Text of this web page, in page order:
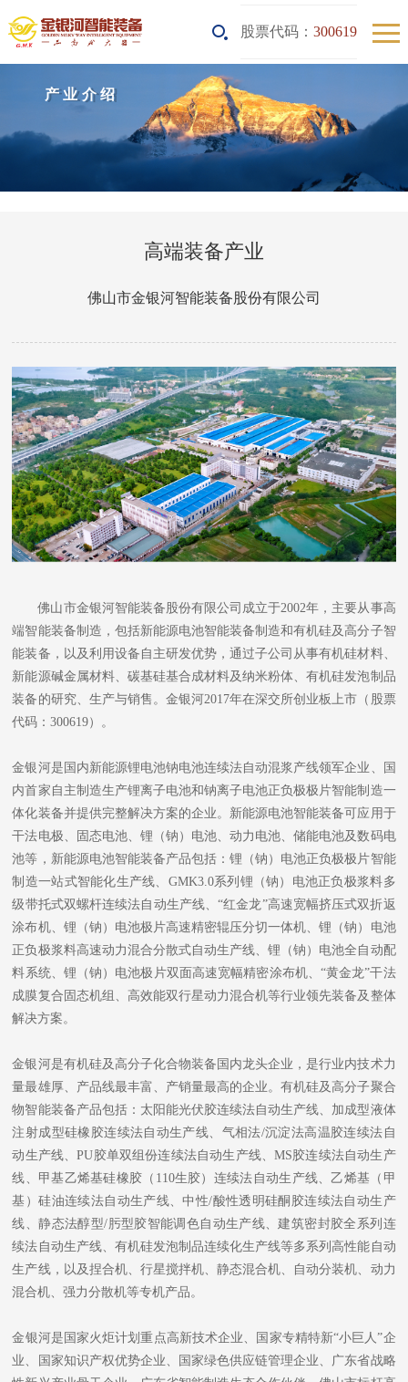
股票代码：300619
产业介绍
高端装备产业
佛山市金银河智能装备股份有限公司
佛山市金银河智能装备股份有限公司成立于2002年，主要从事高
端智能装备制造，包括新能源电池智能装备制造和有机硅及高分子智
能装备，以及利用设备自主研发优势，通过子公司从事有机硅材料、
新能源碱金属材料、碳基硅基合成材料及纳米粉体、有机硅发泡制品
装备的研究、生产与销售。金银河2017年在深交所创业板上市（股票
代码：300619）。
金银河是国内新能源锂电池钠电池连续法自动混浆产线领军企业、国
内首家自主制造生产锂离子电池和钠离子电池正负极极片智能制造一
体化装备并提供完整解决方案的企业。新能源电池智能装备可应用于
干法电极、固态电池、锂（钠）电池、动力电池、储能电池及数码电
池等，新能源电池智能装备产品包括：锂（钠）电池正负极极片智能
制造一站式智能化生产线、GMK3.0系列锂（钠）电池正负极浆料多
级带托式双螺杆连续法自动生产线、“红金龙”高速宽幅挤压式双折返
涂布机、锂（钠）电池极片高速精密辊压分切一体机、锂（钠）电池
正负极浆料高速动力混合分散式自动生产线、锂（钠）电池全自动配
料系统、锂（钠）电池极片双面高速宽幅精密涂布机、“黄金龙”干法
成膜复合固态机组、高效能双行星动力混合机等行业领先装备及整体
解决方案。
金银河是有机硅及高分子化合物装备国内龙头企业，是行业内技术力
量最雄厚、产品线最丰富、产销量最高的企业。有机硅及高分子聚合
物智能装备产品包括：太阳能光伏胶连续法自动生产线、加成型液体
注射成型硅橡胶连续法自动生产线、气相法/沉淀法高温胶连续法自
动生产线、PU胶单双组份连续法自动生产线、MS胶连续法自动生产
线、甲基乙烯基硅橡胶（110生胶）连续法自动生产线、乙烯基（甲
基）硅油连续法自动生产线、中性/酸性透明硅酮胶连续法自动生产
线、静态法醇型/肟型胶智能调色自动生产线、建筑密封胶全系列连
续法自动生产线、有机硅发泡制品连续化生产线等多系列高性能自动
生产线，以及捏合机、行星搅拌机、静态混合机、自动分装机、动力
混合机、强力分散机等专机产品。
金银河是国家火炬计划重点高新技术企业、国家专精特新“小巨人”企
业、国家知识产权优势企业、国家绿色供应链管理企业、广东省战略